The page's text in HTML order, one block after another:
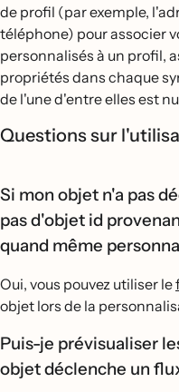
de profil (par exemple,
téléphone) pour associer
personnalisés à un profil,
propriétés dans chaque
de l'une d'entre elles est
Questions sur
Si mon objet n'a pas
pas d'objet id
quand même
Oui, vous pouvez utiliser le
objet lors de la
Puis-je prévisualiser
objet déclenche un